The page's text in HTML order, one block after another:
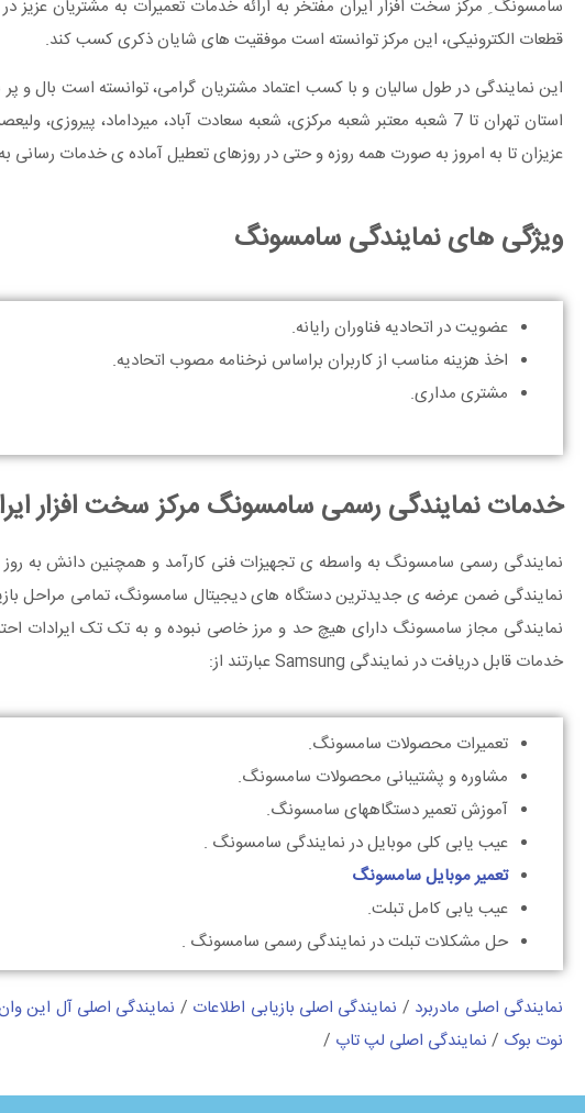
سامسونگ ِ مرکز سخت افزار ایران مفتخر به ارائه خدمات تعمیرات به مشتریان
قطعات الکترونیکی، این مرکز توانسته است موفقیت های شایان ذکری کسب کند.
این نمایندگی در طول سالیان و با کسب اعتماد مشتریان گرامی، توانسته است بال و پر
استان تهران تا 7 شعبه معتبر شعبه مرکزی، شعبه سعادت آباد،
عزیزان تا به امروز به صورت همه روزه و حتی در روزهای تعطیل آماده ی خدمات رسانی
ویژگی های نمایندگی سامسونگ
عضویت در اتحادیه فناوران رایانه.
اخذ هزینه مناسب از کاربران براساس نرخنامه مصوب اتحادیه.
مشتری مداری.
خدمات نمایندگی رسمی سامسونگ مرکز سخت افزار
نمایندگی رسمی سامسونگ به واسطه ی تجهیزات فنی کارآمد و همچنین دانش به
نمایندگی ضمن عرضه ی جدیدترین دستگاه های دیجیتال سامسونگ، تمامی مراحل
نمایندگی مجاز سامسونگ دارای هیچ حد و مرز خاصی نبوده و به تک تک ایرادات
خدمات قابل دریافت در نمایندگی Samsung عبارتند از:
تعمیرات محصولات سامسونگ.
مشاوره و پشتیبانی محصولات سامسونگ.
آموزش تعمیر دستگاههای سامسونگ.
عیب یابی کلی موبایل در نمایندگی سامسونگ .
تعمیر موبایل سامسونگ
عیب یابی کامل تبلت.
حل مشکلات تبلت در نمایندگی رسمی سامسونگ .
نمایندگی اصلی مادربرد / نمایندگی اصلی بازیابی اطلاعات / نمایندگی اصلی آل این
نوت بوک / نمایندگی اصلی لپ تاپ /